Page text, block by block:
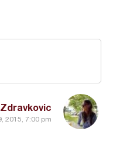
2015, 7:00 pm